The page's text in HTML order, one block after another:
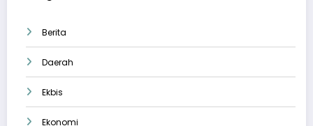
Berita
Daerah
Ekbis
Ekonomi